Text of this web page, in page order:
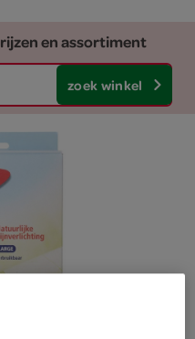
en assortiment
zoek winkel